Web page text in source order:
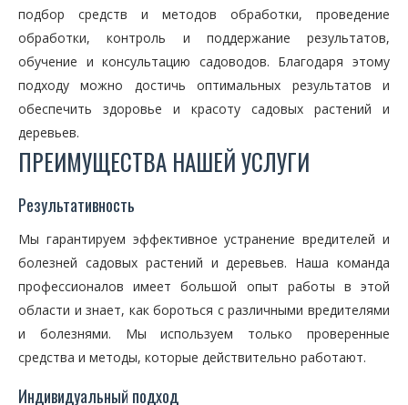
подбор средств и методов обработки, проведение
обработки, контроль и поддержание результатов,
обучение и консультацию садоводов. Благодаря этому
подходу можно достичь оптимальных результатов и
обеспечить здоровье и красоту садовых растений и
деревьев.
ПРЕИМУЩЕСТВА НАШЕЙ УСЛУГИ
Результативность
Мы гарантируем эффективное устранение вредителей и
болезней садовых растений и деревьев. Наша команда
профессионалов имеет большой опыт работы в этой
области и знает, как бороться с различными вредителями
и болезнями. Мы используем только проверенные
средства и методы, которые действительно работают.
Индивидуальный подход